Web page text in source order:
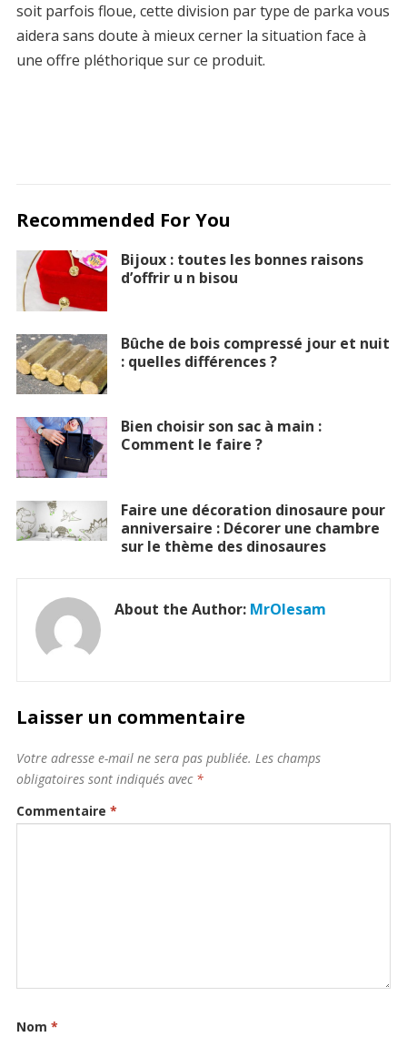
soit parfois floue, cette division par type de parka vous
aidera sans doute à mieux cerner la situation face à
une offre pléthorique sur ce produit.
Recommended For You
Bijoux : toutes les bonnes raisons
d’offrir u n bisou
Bûche de bois compressé jour et nuit
: quelles différences ?
Bien choisir son sac à main :
Comment le faire ?
Faire une décoration dinosaure pour
anniversaire : Décorer une chambre
sur le thème des dinosaures
About the Author: MrOlesam
Laisser un commentaire
Votre adresse e-mail ne sera pas publiée. Les champs
obligatoires sont indiqués avec *
Commentaire *
Nom *